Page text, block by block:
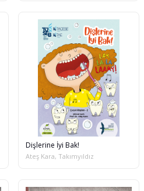
Dişlerine İyi Bak!
Ateş Kara, Takımyıldız